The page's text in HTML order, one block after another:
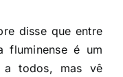
disse que entre
fluminense é um
a todos, mas vê